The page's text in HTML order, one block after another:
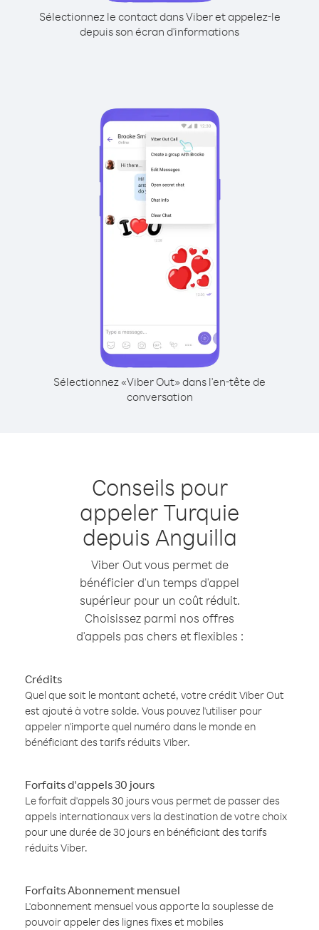
Sélectionnez le contact dans Viber et appelez-le
depuis son écran d'informations
Sélectionnez «Viber Out» dans l'en-tête de
conversation
Conseils pour
appeler Turquie
depuis Anguilla
Viber Out vous permet de
bénéficier d'un temps d'appel
supérieur pour un coût réduit.
Choisissez parmi nos offres
d'appels pas chers et flexibles :
Crédits
Quel que soit le montant acheté, votre crédit Viber Out
est ajouté à votre solde. Vous pouvez l'utiliser pour
appeler n'importe quel numéro dans le monde en
bénéficiant des tarifs réduits Viber.
Forfaits d'appels 30 jours
Le forfait d'appels 30 jours vous permet de passer des
appels internationaux vers la destination de votre choix
pour une durée de 30 jours en bénéficiant des tarifs
réduits Viber.
Forfaits Abonnement mensuel
L'abonnement mensuel vous apporte la souplesse de
pouvoir appeler des lignes fixes et mobiles